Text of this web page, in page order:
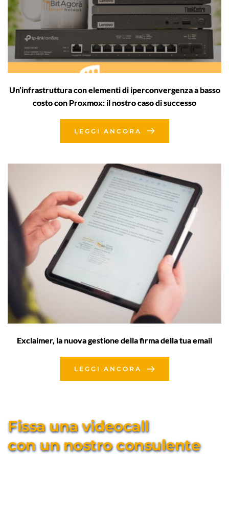
Un’infrastruttura con elementi di iperconvergenza a basso
costo con Proxmox: il nostro caso di successo
LEGGI ANCORA
Exclaimer, la nuova gestione della firma della tua email
LEGGI ANCORA
Fissa una videocall
con un nostro consulente